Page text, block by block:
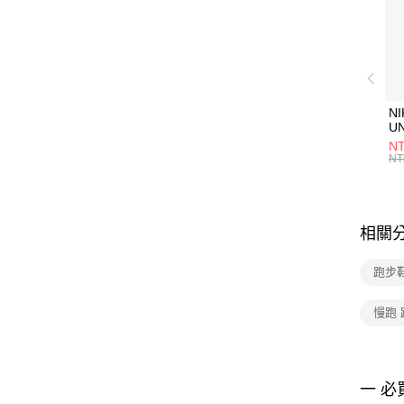
統
相關
跑步
慢跑
一 必